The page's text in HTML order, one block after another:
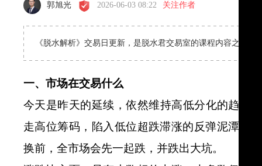
郭旭光 2026-06-03 08:22 关注作者
《脱水解析》交易日更新，是脱水君交易室的课程内容之一，
一、市场在交易什么
今天是昨天的延续，依然维持高低分化的趋
走高位筹码，陷入低位超跌滞涨的反弹泥潭。
换前，全市场会先一起跌，并跌出大坑。